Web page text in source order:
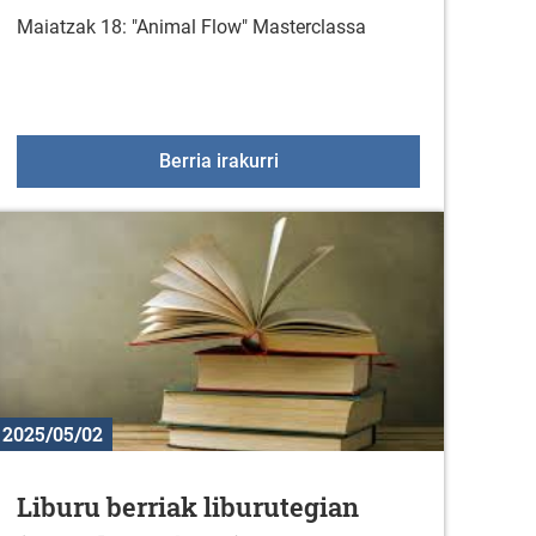
XXVI. Topaketa
Maiatzak 18: "Animal Flow" Masterclassa
Berria irakurri"Animal Flow" Masterclassa
2025/05/02
Liburu berriak liburutegian